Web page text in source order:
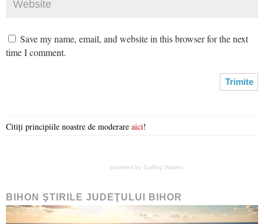
Save my name, email, and website in this browser for the next
time I comment.
Citiți principiile noastre de moderare aici!
powered by Surfing Waves
BIHON ŞTIRILE JUDEŢULUI BIHOR